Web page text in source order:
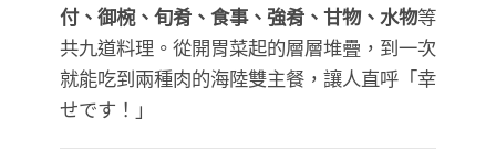
付、御椀、旬肴、食事、強肴、甘物、水物等
共九道料理。從開胃菜起的層層堆疊，到一次
就能吃到兩種肉的海陸雙主餐，讓人直呼「幸
せです！」